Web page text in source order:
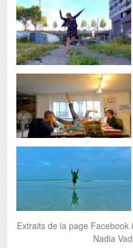
Extraits de la page Facebook
Nadia